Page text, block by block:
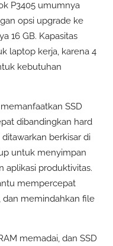
P3405 umumnya
opsi upgrade ke
16 GB. Kapasitas
laptop kerja, karena 4
kebutuhan
SSD
dibandingkan hard
berkisar di
untuk menyimpan
aplikasi produktivitas.
mempercepat
dan memindahkan file
memadai, dan SSD